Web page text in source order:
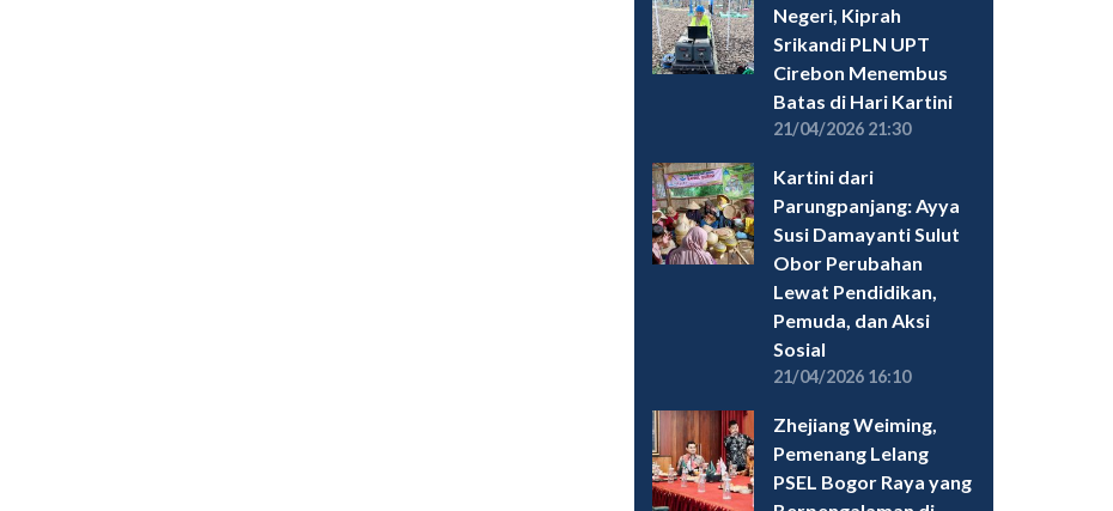
Negeri, Kiprah
Srikandi PLN UPT
Cirebon Menembus
Batas di Hari Kartini
21/04/2026 21:30
Kartini dari
Parungpanjang: Ayya
Susi Damayanti Sulut
Obor Perubahan
Lewat Pendidikan,
Pemuda, dan Aksi
Sosial
21/04/2026 16:10
Zhejiang Weiming,
Pemenang Lelang
PSEL Bogor Raya yang